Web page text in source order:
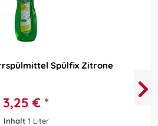
Spülfix Zitrone
3,25 € *
Inhalt 1 Liter